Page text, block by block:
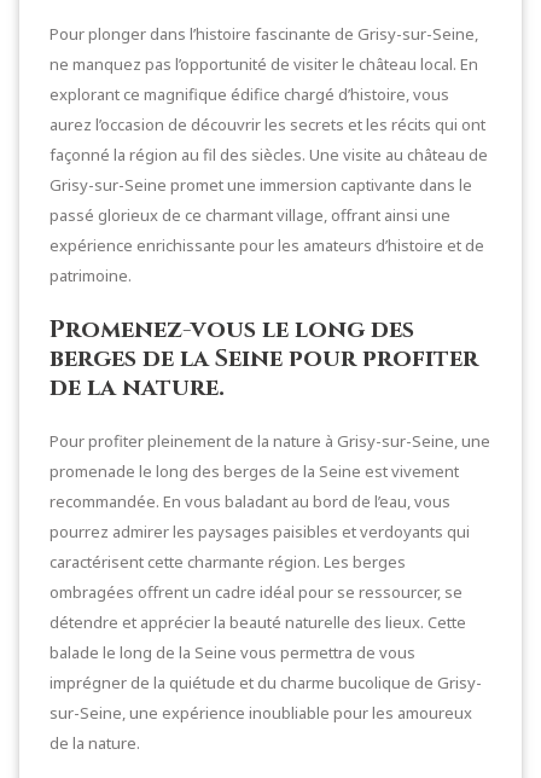
Pour plonger dans l’histoire fascinante de Grisy-sur-Seine,
ne manquez pas l’opportunité de visiter le château local. En
explorant ce magnifique édifice chargé d’histoire, vous
aurez l’occasion de découvrir les secrets et les récits qui ont
façonné la région au fil des siècles. Une visite au château de
Grisy-sur-Seine promet une immersion captivante dans le
passé glorieux de ce charmant village, offrant ainsi une
expérience enrichissante pour les amateurs d’histoire et de
patrimoine.
Promenez-vous le long des
berges de la Seine pour profiter
de la nature.
Pour profiter pleinement de la nature à Grisy-sur-Seine, une
promenade le long des berges de la Seine est vivement
recommandée. En vous baladant au bord de l’eau, vous
pourrez admirer les paysages paisibles et verdoyants qui
caractérisent cette charmante région. Les berges
ombragées offrent un cadre idéal pour se ressourcer, se
détendre et apprécier la beauté naturelle des lieux. Cette
balade le long de la Seine vous permettra de vous
imprégner de la quiétude et du charme bucolique de Grisy-
sur-Seine, une expérience inoubliable pour les amoureux
de la nature.